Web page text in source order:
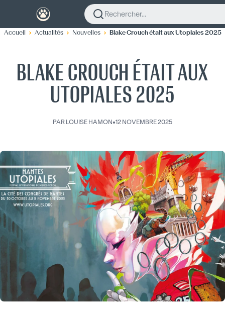
Rechercher...
Accueil Actualités Nouvelles Blake Crouch était aux Utopiales 2025
BLAKE CROUCH ÉTAIT AUX
UTOPIALES 2025
PAR LOUISE HAMON•12 NOVEMBRE 2025